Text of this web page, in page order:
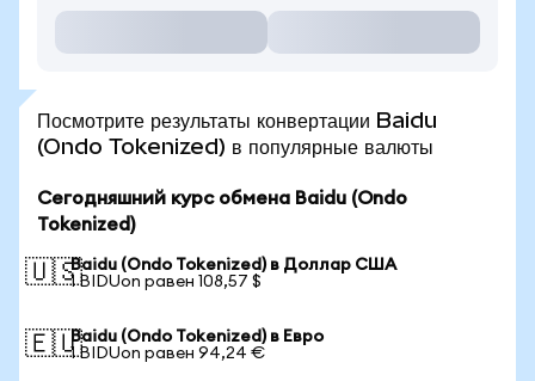
Посмотрите результаты конвертации Baidu
(Ondo Tokenized) в популярные валюты
Сегодняшний курс обмена Baidu (Ondo
Tokenized)
🇺🇸Baidu (Ondo Tokenized) в Доллар США
1 BIDUon равен 108,57 $
🇪🇺Baidu (Ondo Tokenized) в Евро
1 BIDUon равен 94,24 €